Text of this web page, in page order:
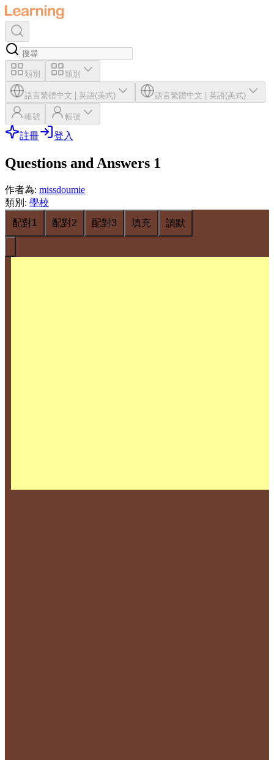
類別 類別
語言繁體中文 英語(美式) 語言繁體中文 英語(美式)
帳號 帳號
註冊 登入
Questions and Answers 1
作者為: missdoumie
類別 : 學校
配對1
配對2 配對3 填充 讀默